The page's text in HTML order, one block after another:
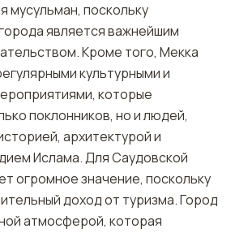
мусульман, поскольку
является важнейшим
Кроме того, Мекка
культурными и
которые
поклонников, но и людей,
архитектурой и
Ислама. Для Саудовской
огромное значение, поскольку
доход от туризма. Город
атмосферой, которая